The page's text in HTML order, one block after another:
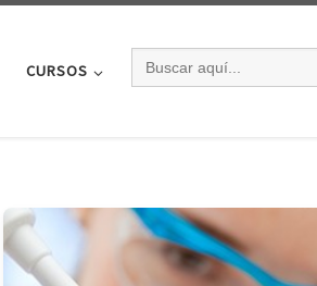
CURSOS
BUSCAR: